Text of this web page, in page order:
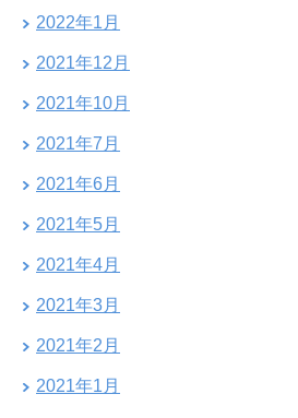
2022年1月
2021年12月
2021年10月
2021年7月
2021年6月
2021年5月
2021年4月
2021年3月
2021年2月
2021年1月